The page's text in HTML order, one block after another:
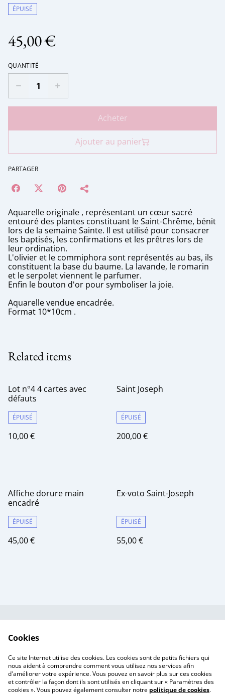
ÉPUISÉ
45,00 €
QUANTITÉ
Acheter
Ajouter au panier
PARTAGER
Aquarelle originale , représentant un cœur sacré
entouré des plantes constituant le Saint-Chrême, bénit
lors de la semaine Sainte. Il est utilisé pour consacrer
les baptisés, les confirmations et les prêtres lors de
leur ordination.
L'olivier et le commiphora sont représentés au bas, ils
constituent la base du baume. La lavande, le romarin
et le serpolet viennent le parfumer.
Enfin le bouton d'or pour symboliser la joie.
Aquarelle vendue encadrée.
Format 10*10cm .
Related items
Lot n°4 4 cartes avec
défauts
ÉPUISÉ
10,00 €
Saint Joseph
ÉPUISÉ
200,00 €
Affiche dorure main
encadré
ÉPUISÉ
45,00 €
Ex-voto Saint-Joseph
ÉPUISÉ
55,00 €
confidentialité
Tarif des frais de port
Cookies
Ce site Internet utilise des cookies. Les cookies sont de petits fichiers qui
nous aident à comprendre comment vous utilisez nos services afin
d'améliorer votre expérience. Vous pouvez en savoir plus sur ces cookies
et contrôler la façon dont ils sont utilisés en cliquant sur « Paramètres des
cookies ». Vous pouvez également consulter notre politique de cookies.